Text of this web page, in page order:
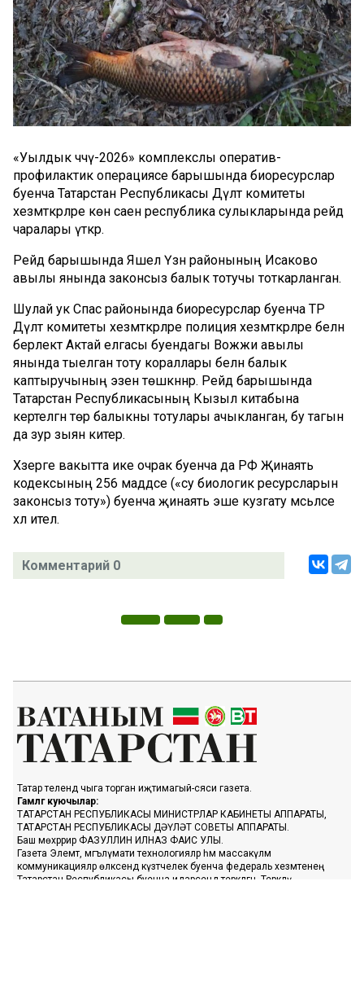
«Уылдык чәчү-2026» комплекслы оператив-
профилактик операциясе барышында биоресурслар
буенча Татарстан Республикасы Дәүләт комитеты
хезмәткәрләре көн саен республика сулыкларында рейд
чаралары үткәрә.
Рейд барышында Яшел Үзән районының Исаково
авылы янында законсыз балык тотучы тоткарланган.
Шулай ук Спас районында биоресурслар буенча ТР
Дәүләт комитеты хезмәткәрләре полиция хезмәткәрләре белән
берлектә Актай елгасы буендагы Вожжи авылы
янында тыелган тоту кораллары белән балык
каптыручының эзенә төшкәннәр. Рейд барышында
Татарстан Республикасының Кызыл китабына
кертелгән төр балыкны тотулары ачыкланган, бу тагын
да зур зыян китерә.
Хәзерге вакытта ике очрак буенча да РФ Җинаять
кодексының 256 маддәсе («су биологик ресурсларын
законсыз тоту») буенча җинаять эше кузгату мәсьәләсе
хәл ителә.
Комментарий 0
Татар телендә чыга торган иҗтимагый-сәяси газета.
Гамәлгә куючылар:
ТАТАРСТАН РЕСПУБЛИКАСЫ МИНИСТРЛАР КАБИНЕТЫ АППАРАТЫ,
ТАТАРСТАН РЕСПУБЛИКАСЫ ДӘҮЛӘТ СОВЕТЫ АППАРАТЫ.
Баш мөхәррир ФАЗУЛЛИН ИЛНАЗ ФАИС УЛЫ.
Газета Элемтә, мәгълүмати технологияләр һәм массакүләм
коммуникацияләр өлкәсендә күзәтчелек буенча федераль хезмәтенең
Татарстан Республикасы буенча идарәсендә теркәлгән. Теркәлү